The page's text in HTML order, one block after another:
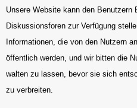
Unsere Website kann den Benutzern
Diskussionsforen zur Verfügung
Informationen, die von den Nutzern
öffentlich werden, und wir bitten die
walten zu lassen, bevor sie sich
zu verbreiten.